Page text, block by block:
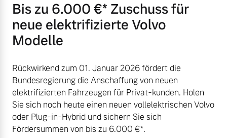
Bis zu 6.000 €⁠* Zuschuss für
neue elektrifizierte Volvo
Modelle
Rückwirkend zum 01. Januar 2026 fördert die
Bundesregierung die Anschaffung von neuen
elektrifizierten Fahrzeugen für Privat-kunden. Holen
Sie sich noch heute einen neuen vollelektrischen Volvo
oder Plug-in-Hybrid und sichern Sie sich
Fördersummen von bis zu 6.000 €⁠*.